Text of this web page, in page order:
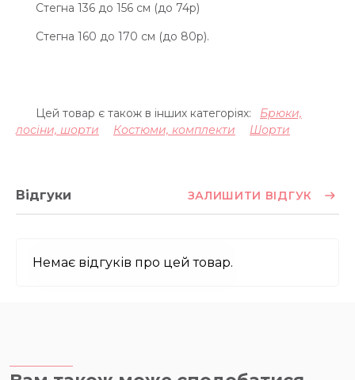
Стегна 136 до 156 см (до 74р)
Стегна 160 до 170 см (до 80р).
Цей товар є також в інших категоріях:
Брюки,
лосіни, шорти
Костюми, комплекти Шорти
Відгуки ЗАЛИШИТИ ВІДГУК
Немає відгуків про цей товар.